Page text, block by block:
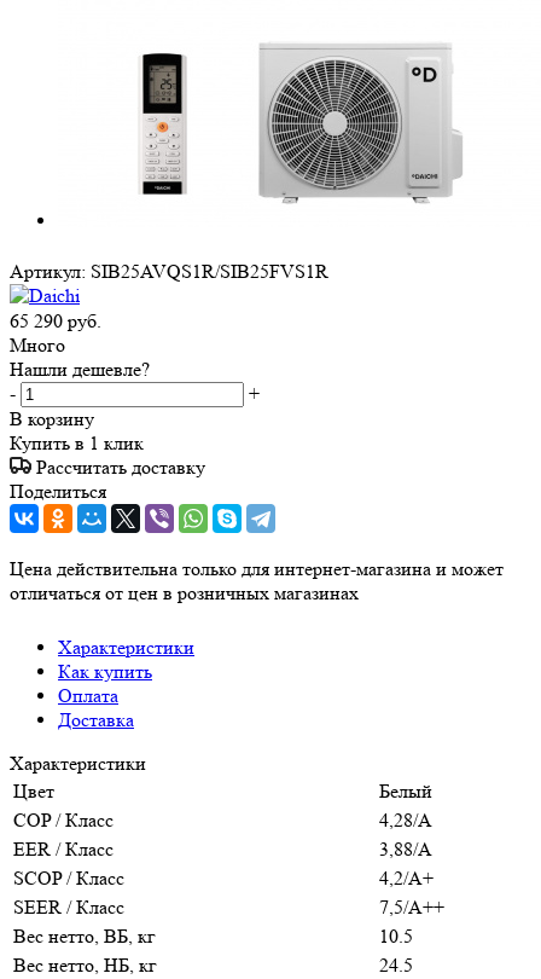
Артикул: SIB25AVQS1R/SIB25FVS1R
65 290 руб.
Много
Нашли дешевле?
-
+
В корзину
Купить в 1 клик
Рассчитать доставку
Поделиться
Цена действительна только для интернет-магазина и может
отличаться от цен в розничных магазинах
Характеристики
Как купить
Оплата
Доставка
Характеристики
Цвет
Белый
COP / Класс
4,28/A
EER / Класс
3,88/A
SCOP / Класс
4,2/A+
SEER / Класс
7,5/A++
Вес нетто, ВБ, кг
10.5
Вес нетто, НБ, кг
24.5